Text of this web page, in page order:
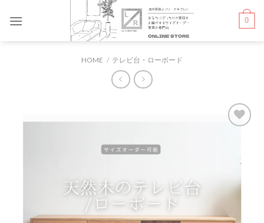
0
HOME / テレビ台・ローボード